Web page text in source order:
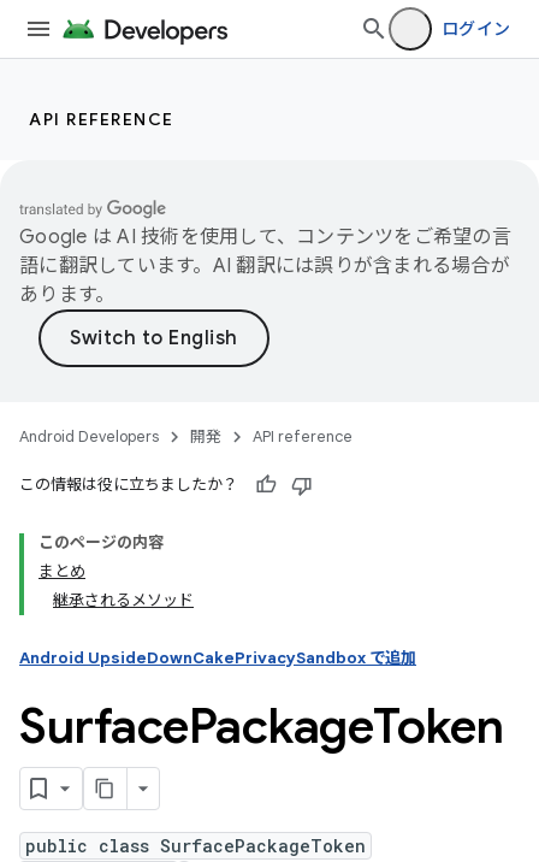
ログイン
API REFERENCE
Google は AI 技術を使用して、コンテンツをご希望の言
語に翻訳しています。AI 翻訳には誤りが含まれる場合が
あります。
Android Developers 開発 API reference
この情報は役に立ちましたか？
このページの内容
まとめ
継承されるメソッド
Android UpsideDownCakePrivacySandbox で追加
SurfacePackageToken
public class SurfacePackageToken